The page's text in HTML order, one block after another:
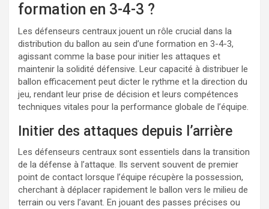
formation en 3-4-3 ?
Les défenseurs centraux jouent un rôle crucial dans la
distribution du ballon au sein d’une formation en 3-4-3,
agissant comme la base pour initier les attaques et
maintenir la solidité défensive. Leur capacité à distribuer le
ballon efficacement peut dicter le rythme et la direction du
jeu, rendant leur prise de décision et leurs compétences
techniques vitales pour la performance globale de l’équipe.
Initier des attaques depuis l’arrière
Les défenseurs centraux sont essentiels dans la transition
de la défense à l’attaque. Ils servent souvent de premier
point de contact lorsque l’équipe récupère la possession,
cherchant à déplacer rapidement le ballon vers le milieu de
terrain ou vers l’avant. En jouant des passes précises ou